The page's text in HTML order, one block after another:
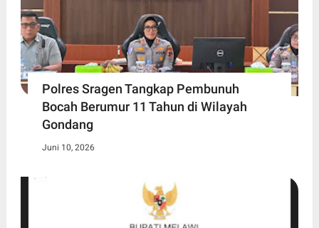
Polres Sragen Tangkap Pembunuh
Bocah Berumur 11 Tahun di Wilayah
Gondang
Juni 10, 2026